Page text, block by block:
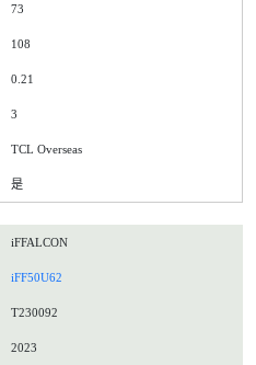
73
108
0.21
3
TCL Overseas
是
iFFALCON
iFF50U62
T230092
2023